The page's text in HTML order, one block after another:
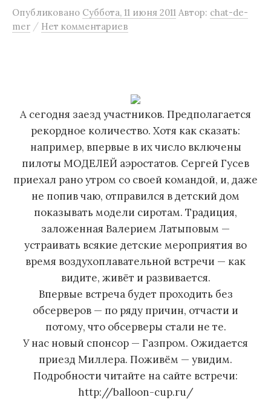
о
м
Опубликовано Суббота, 11 июня 2011 Автор: chat-de-
mer / Нет комментариев
А сегодня заезд участников. Предполагается
рекордное количество. Хотя как сказать:
например, впервые в их число включены
пилоты МОДЕЛЕЙ аэростатов. Сергей Гусев
приехал рано утром со своей командой, и, даже
не попив чаю, отправился в детский дом
показывать модели сиротам. Традиция,
заложенная Валерием Латыповым —
устраивать всякие детские мероприятия во
время воздухоплавательной встречи — как
видите, живёт и развивается.
Впервые встреча будет проходить без
обсерверов — по ряду причин, отчасти и
потому, что обсерверы стали не те.
У нас новый спонсор — Газпром. Ожидается
приезд Миллера. Поживём — увидим.
Подробности читайте на сайте встречи:
http://balloon-cup.ru/